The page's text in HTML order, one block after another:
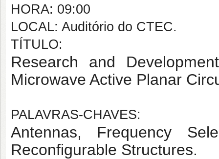
HORA: 09:00
LOCAL: Auditório do CTEC.
TÍTULO:
Research and
Microwave Active Planar
PALAVRAS-CHAVES:
Antennas, Frequency
Reconfigurable Structures.